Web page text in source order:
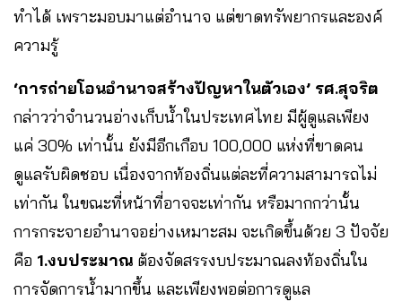
ทำได้ เพราะมอบมาแต่อำนาจ แต่ขาดทรัพยากรและองค์
ความรู้
‘การถ่ายโอนอำนาจสร้างปัญหาในตัวเอง’ รศ.สุจริต
กล่าวว่าจำนวนอ่างเก็บน้ำในประเทศไทย มีผู้ดูแลเพียง
แค่ 30% เท่านั้น ยังมีอีกเกือบ 100,000 แห่งที่ขาดคน
ดูแลรับผิดชอบ เนื่องจากท้องถิ่นแต่ละที่ความสามารถไม่
เท่ากัน ในขณะที่หน้าที่อาจจะเท่ากัน หรือมากกว่านั้น
การกระจายอำนาจอย่างเหมาะสม จะเกิดขึ้นด้วย 3 ปัจจัย
คือ 1.งบประมาณ ต้องจัดสรรงบประมาณลงท้องถิ่นใน
การจัดการน้ำมากขึ้น และเพียงพอต่อการดูแล